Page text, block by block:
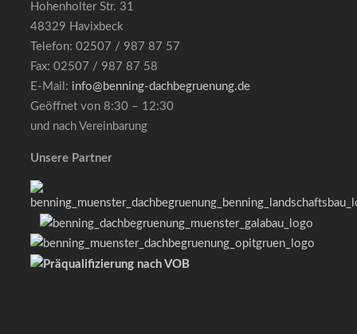
Hohenholter Str. 31
48329 Havixbeck
Telefon: 02507 / 987 87 57
Fax: 02507 / 987 87 58
E-Mail: info@benning-dachbegruenung.de
Geöffnet von 8:30 – 12:30
und nach Vereinbarung
Unsere Partner